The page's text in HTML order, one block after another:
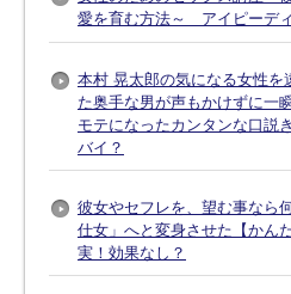
愛を育む方法～ アイピーデ
本村 晃太郎の気になる女性を
た奥手な男が声もかけずに一
モテになったカンタンな口説
バイ？
彼女やセフレを、望む事なら
仕女」へと変身させた【かん
実！効果なし？